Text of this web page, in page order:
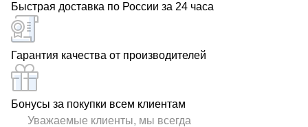
Быстрая доставка по России за 24 часа
Гарантия качества от производителей
Бонусы за покупки всем клиентам
Уважаемые клиенты, мы всегда